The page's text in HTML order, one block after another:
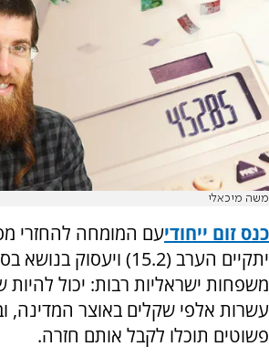
משה מיכאלי
כנס זום ייחודיעם המומחה להחזרי
יתקיים הערב (15.2)
משפחות ישראליות רבות: יכול
עשרות אלפי שקלים באוצר המדינה,
פשוטים תוכלו לקבל אותם חזרה.